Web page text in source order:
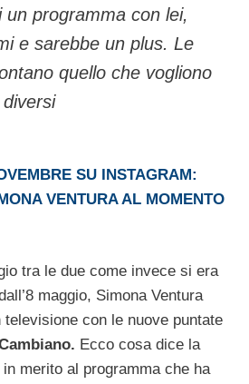
un programma con lei,
e sarebbe un plus. Le
quello che vogliono
SU INSTAGRAM:
VENTURA AL MOMENTO
tra le due come invece si era
maggio, Simona Ventura
con le nuove puntate
Ecco cosa dice la
merito al programma che ha